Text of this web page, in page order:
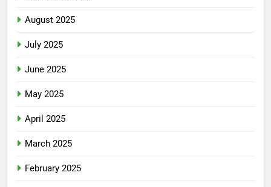
August 2025
July 2025
June 2025
May 2025
April 2025
March 2025
February 2025